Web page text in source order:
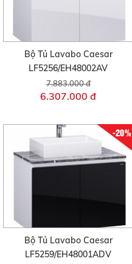
Bộ Tủ Lavabo Caesar
LF5256/EH48002AV
7.883.000 đ
6.307.000 đ
-20%
Bộ Tủ Lavabo Caesar
LF5259/EH48001ADV